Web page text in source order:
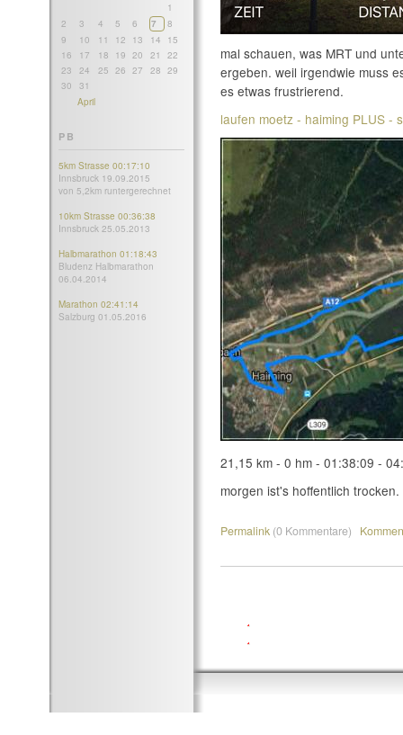
1
2
3 4 5 6 7
8
9
10 11 12 13 14
15
16
17 18 19 20 21
22
23
24 25 26 27 28 29
30
31
April
PB
5km Strasse 00:17:10
Innsbruck 19.09.2015
von 5,2km runtergerechnet
10km Strasse 00:36:38
Innsbruck 25.05.2013
Halbmarathon 01:18:43
Bludenz Halbmarathon
06.04.2014
Marathon 02:41:14
Salzburg 01.05.2016
mal schauen, was MRT und
ergeben. weil irgendwie muss
es etwas frustrierend.
laufen moetz - haiming PLUS -
21,15 km - 0 hm - 01:38:09 -
morgen ist's hoffentlich
Permalink (0 Kommentare)